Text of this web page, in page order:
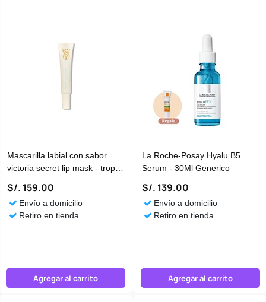
Mascarilla labial con sabor
victoria secret lip mask - tropic
S/. 159.00
Envío a domicilio
Retiro en tienda
Agregar al carrito
La Roche-Posay Hyalu B5
Serum - 30Ml Generico
S/. 139.00
Envío a domicilio
Retiro en tienda
Agregar al carrito